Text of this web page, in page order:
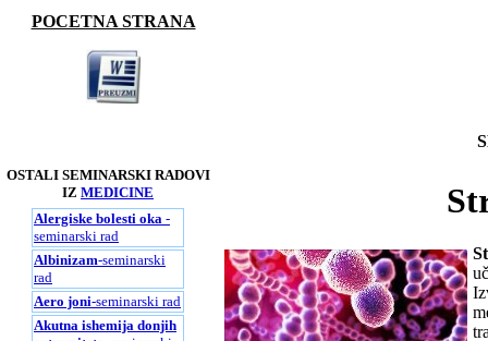
POCETNA STRANA
OSTALI SEMINARSKI RADOVI
IZ MEDICINE
Alergiske bolesti oka -
seminarski rad
Albinizam-seminarski
rad
Aero joni-seminarski rad
Akutna ishemija donjih